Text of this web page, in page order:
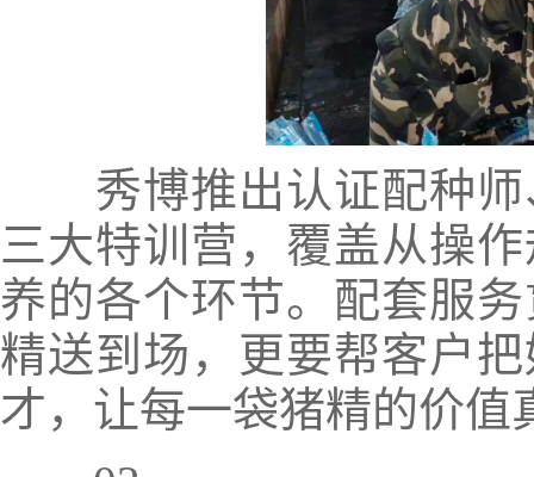
秀博推出认证配种师
三大特训营，覆盖从操
养的各个环节。配套服
精送到场，更要帮客户
才，让每一袋猪精的价值